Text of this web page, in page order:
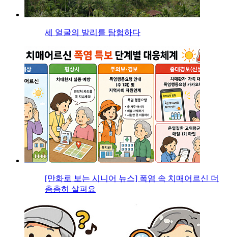
세 얼굴의 발리를 탐험하다
[만화로 보는 시니어 뉴스] 폭염 속 치매어르신 더
촘촘히 살펴요